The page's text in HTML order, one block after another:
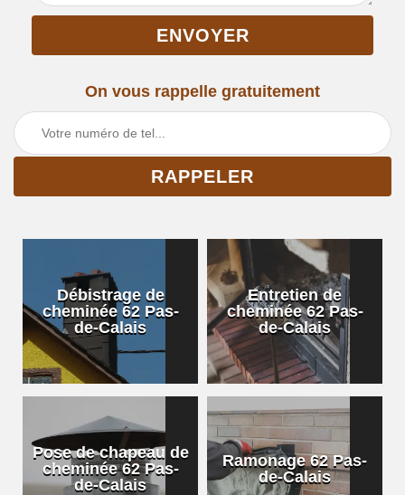
On vous rappelle gratuitement
Débistrage de
cheminée 62 Pas-
de-Calais
Entretien de
cheminée 62 Pas-
de-Calais
Pose de chapeau de
cheminée 62 Pas-
de-Calais
Ramonage 62 Pas-
de-Calais